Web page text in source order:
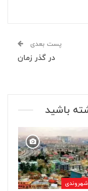
پست بعدی
در گذر زمان
باشید